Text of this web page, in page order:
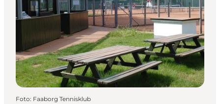
Oplevelser
Øhop
Outdoor
Det sker
Foto: Faaborg Tennisklub